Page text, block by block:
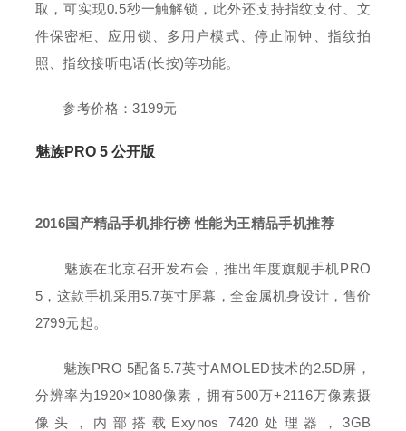
取，可实现0.5秒一触解锁，此外还支持指纹支付、文
件保密柜、应用锁、多用户模式、停止闹钟、指纹拍
照、指纹接听电话(长按)等功能。
参考价格：3199元
魅族PRO 5 公开版
2016国产精品手机排行榜 性能为王精品手机推荐
魅族在北京召开发布会，推出年度旗舰手机PRO
5，这款手机采用5.7英寸屏幕，全金属机身设计，售价
2799元起。
魅族PRO 5配备5.7英寸AMOLED技术的2.5D屏，
分辨率为1920×1080像素，拥有500万+2116万像素摄
像头，内部搭载Exynos 7420处理器，3GB